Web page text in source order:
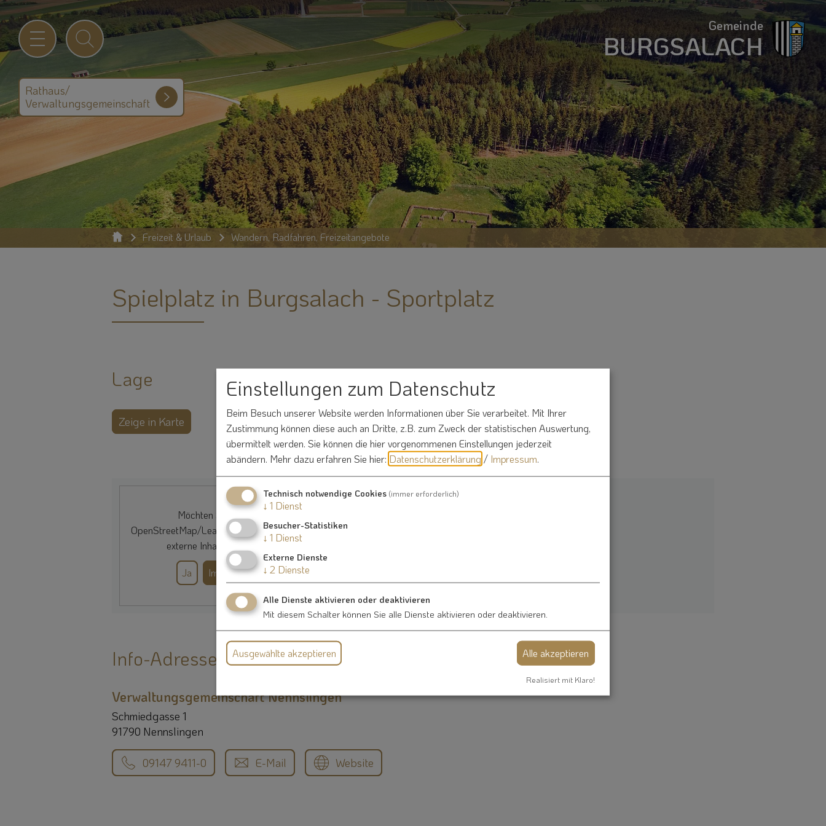
Gemeinde
BURGSALACH
Rathaus/
Verwaltungsgemeinschaft
Freizeit & Urlaub Wandern, Radfahren, Freizeitangebote
Spielplatz in Burgsalach - Sportplatz
Lage
Zeige in Karte
Möchten Sie von
OpenStreetMap/Leafletbereitgestellte
externe Inhalte laden?
Ja Immer
Spielplatz Burgsalach
91790 Burgsalach
Info-Adresse
Verwaltungsgemeinschaft Nennslingen
Schmiedgasse 1
91790 Nennslingen
09147 9411-0 E-Mail Website
Einstellungen zum Datenschutz
Beim Besuch unserer Website werden Informationen über Sie verarbeitet. Mit Ihrer
Zustimmung können diese auch an Dritte, z.B. zum Zweck der statistischen Auswertung,
übermittelt werden. Sie können die hier vorgenommenen Einstellungen jederzeit
abändern. Mehr dazu erfahren Sie hier: Datenschutzerklärung / Impressum.
Technisch notwendige Cookies (immer erforderlich)
↓ 1 Dienst
Besucher-Statistiken
↓ 1 Dienst
Externe Dienste
↓ 2 Dienste
Alle Dienste aktivieren oder deaktivieren
Mit diesem Schalter können Sie alle Dienste aktivieren oder deaktivieren.
Ausgewählte akzeptieren Alle akzeptieren
Realisiert mit Klaro!